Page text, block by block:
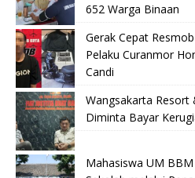
652 Warga Binaan
Gerak Cepat
Pelaku Curanmor
Candi
Wangsakarta Resort
Diminta Bayar
Mahasiswa UM